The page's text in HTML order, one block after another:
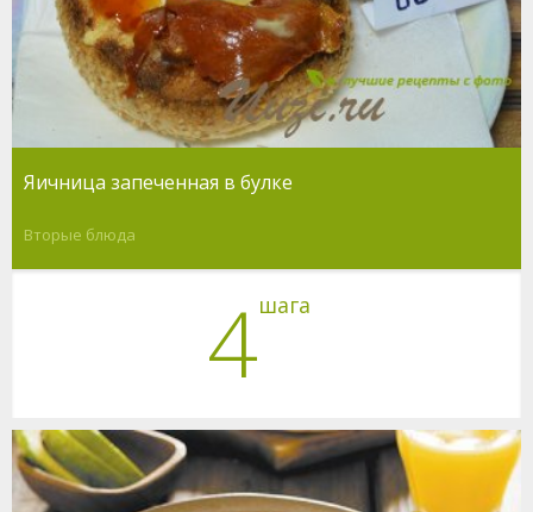
Яичница запеченная в булке
Вторые блюда
4шага